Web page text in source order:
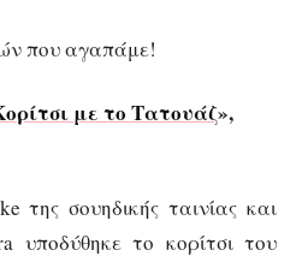
με το Τατουάζ»,
της σουηδικής ταινίας και
υποδύθηκε το κορίτσι του